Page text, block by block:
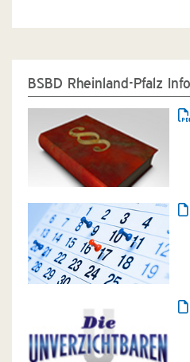
BSBD Rheinland-Pfalz